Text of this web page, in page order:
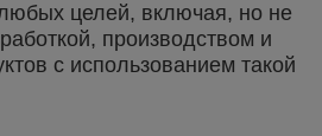
целей, включая, но не
производством и
с использованием такой